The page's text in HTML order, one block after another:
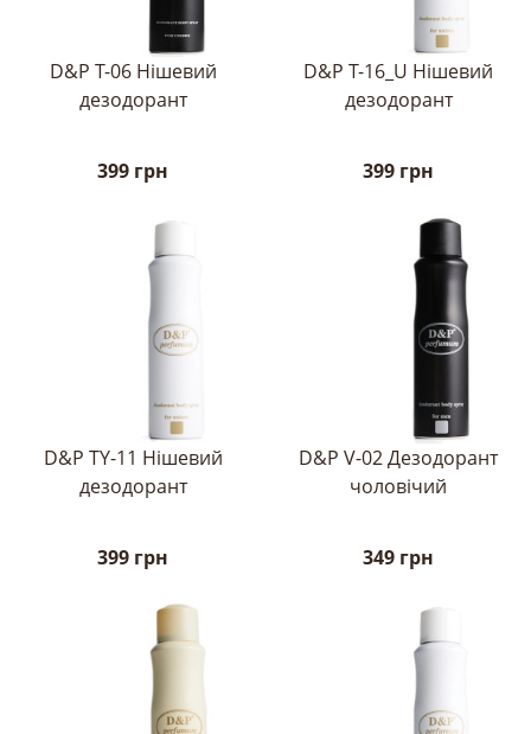
D&P T-06 Нішевий
дезодорант
399 грн
D&P T-16_U Нішевий
дезодорант
399 грн
D&P TY-11 Нішевий
дезодорант
399 грн
D&P V-02 Дезодорант
чоловічий
349 грн